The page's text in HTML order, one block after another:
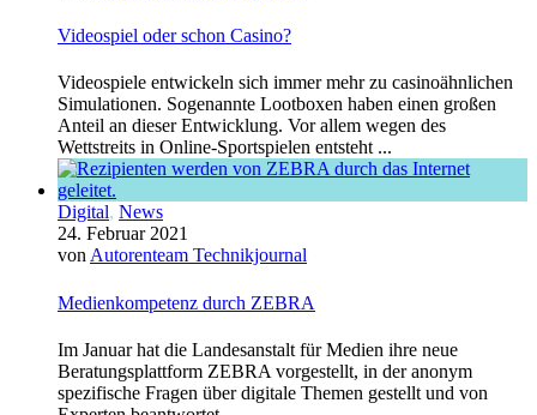
Videospiel oder schon Casino?
Videospiele entwickeln sich immer mehr zu casinoähnlichen
Simulationen. Sogenannte Lootboxen haben einen großen
Anteil an dieser Entwicklung. Vor allem wegen des
Wettstreits in Online-Sportspielen entsteht ...
Digital, News
24. Februar 2021
vonAutorenteam Technikjournal
Medienkompetenz durch ZEBRA
Im Januar hat die Landesanstalt für Medien ihre neue
Beratungsplattform ZEBRA vorgestellt, in der anonym
spezifische Fragen über digitale Themen gestellt und von